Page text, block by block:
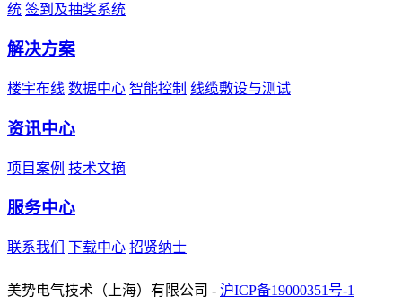
统 签到及抽奖系统
解决方案
楼宇布线 数据中心 智能控制 线缆敷设与测试
资讯中心
项目案例 技术文摘
服务中心
联系我们 下载中心 招贤纳士
美势电气技术（上海）有限公司 - 沪ICP备19000351号-1